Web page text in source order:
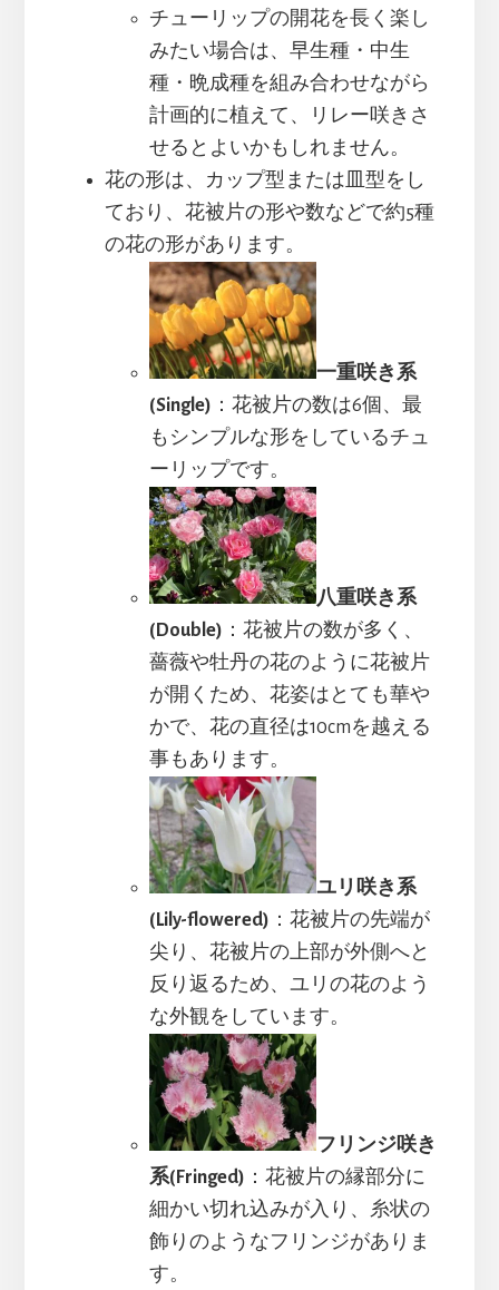
チューリップの開花を長く楽し
みたい場合は、早生種・中生
種・晩成種を組み合わせながら
計画的に植えて、リレー咲きさ
せるとよいかもしれません。
花の形は、カップ型または皿型をし
ており、花被片の形や数などで約5種
の花の形があります。
一重咲き系
(Single) ：花被片の数は6個、最
もシンプルな形をしているチュ
ーリップです。
八重咲き系
(Double) ：花被片の数が多く、
薔薇や牡丹の花のように花被片
が開くため、花姿はとても華や
かで、花の直径は10cmを越える
事もあります。
ユリ咲き系
(Lily-flowered) ：花被片の先端が
尖り、花被片の上部が外側へと
反り返るため、ユリの花のよう
な外観をしています。
フリンジ咲き
系(Fringed) ：花被片の縁部分に
細かい切れ込みが入り、糸状の
飾りのようなフリンジがありま
す。